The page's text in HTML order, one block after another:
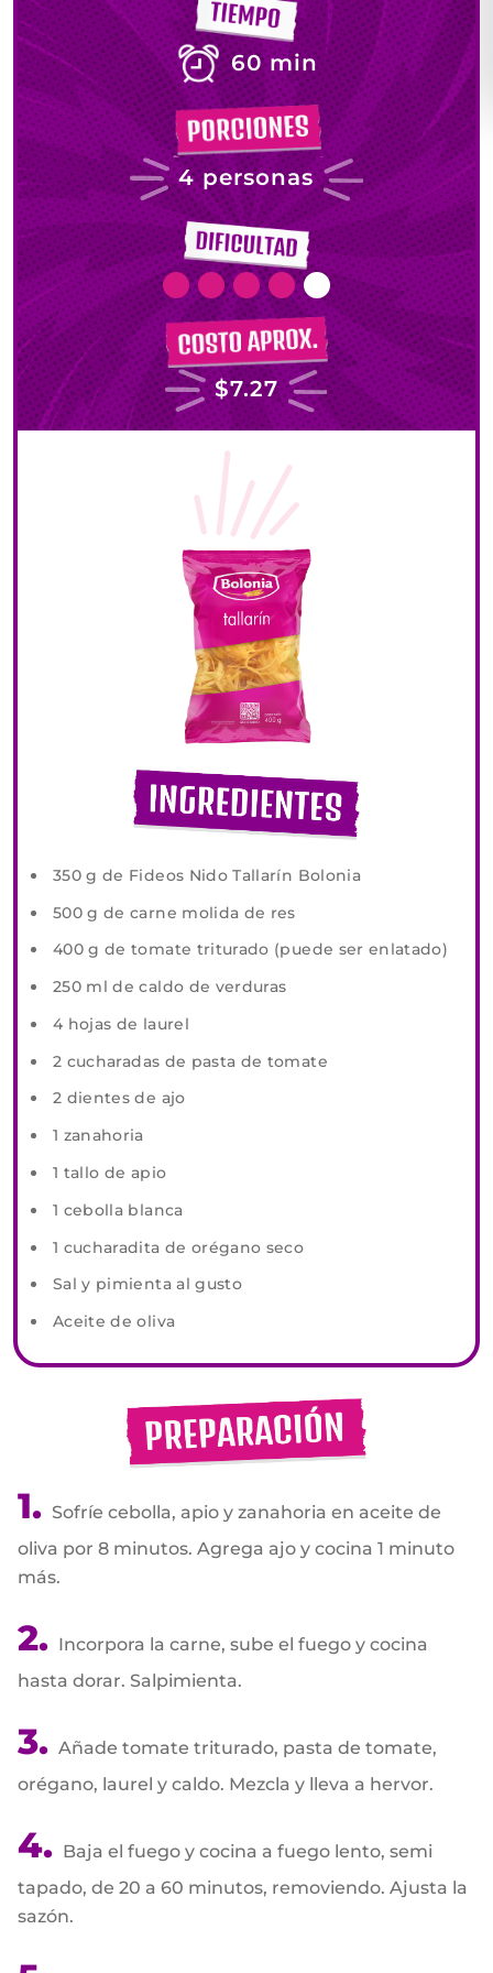
60 min
4 personas
$7.27
350 g de Fideos Nido Tallarín Bolonia
500 g de carne molida de res
400 g de tomate triturado (puede ser enlatado)
250 ml de caldo de verduras
4 hojas de laurel
2 cucharadas de pasta de tomate
2 dientes de ajo
1 zanahoria
1 tallo de apio
1 cebolla blanca
1 cucharadita de orégano seco
Sal y pimienta al gusto
Aceite de oliva
Sofríe cebolla, apio y zanahoria en aceite de
oliva por 8 minutos. Agrega ajo y cocina 1 minuto
más.
Incorpora la carne, sube el fuego y cocina
hasta dorar. Salpimienta.
Añade tomate triturado, pasta de tomate,
orégano, laurel y caldo. Mezcla y lleva a hervor.
Baja el fuego y cocina a fuego lento, semi
tapado, de 20 a 60 minutos, removiendo. Ajusta la
sazón.